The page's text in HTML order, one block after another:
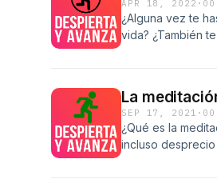
chipsa que
APR 18, 2022 ·
¿Alguna vez te
vida? ¿También
La
SEP 17, 2021 ·
¿Qué es la
incluso desprecio